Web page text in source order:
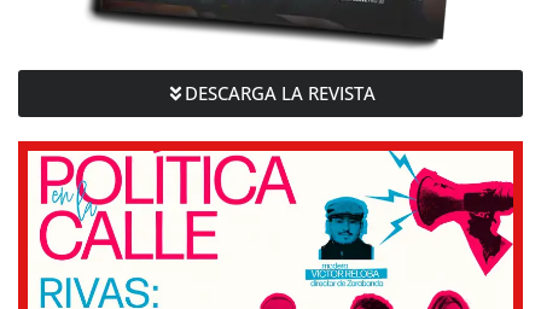
DESCARGA LA REVISTA